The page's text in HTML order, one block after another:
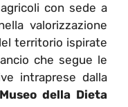
con sede a
valorizzazione
territorio ispirate
che segue le
intraprese dalla
Museo della Dieta